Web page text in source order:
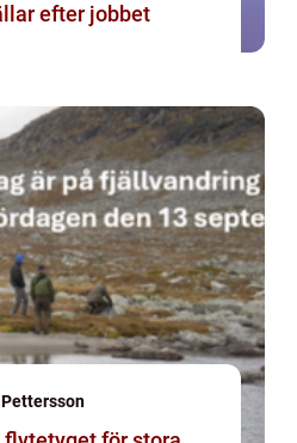
efter jobbet